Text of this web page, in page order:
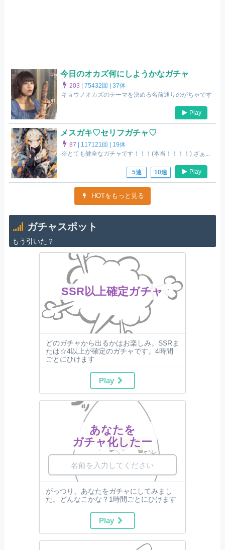
今日のオカズ何にしようかなガチャ
203 |75432回 |37体
キョウノオカズのテーマを決める名前通りのがちゃです
Play
メスガキ♡セリフガチャ♡
87 117121回 | 19体
※とても健全なガチャです！！！(本当！！！！) ざぁ...
5連 10連 Play
HOTをもっと見る
ガチャスポット
もう引いた？
SSR以上確定ガチャ
どのガチャから出るかはお楽しみ。SSRま
たは☆4以上が確定のガチャです。4時間
ごとにひけます
Play
あなたを
ガチャ化したー
がっつり、あなたをガチャにしてみまし
た。どんなこかな？1時間ごとにひけます
Play